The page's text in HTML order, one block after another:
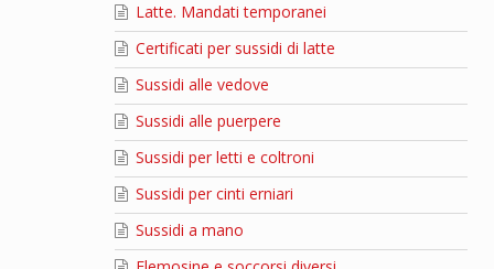
Latte. Mandati temporanei
Certificati per sussidi di latte
Sussidi alle vedove
Sussidi alle puerpere
Sussidi per letti e coltroni
Sussidi per cinti erniari
Sussidi a mano